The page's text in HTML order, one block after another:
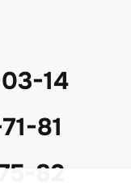
14
81
82